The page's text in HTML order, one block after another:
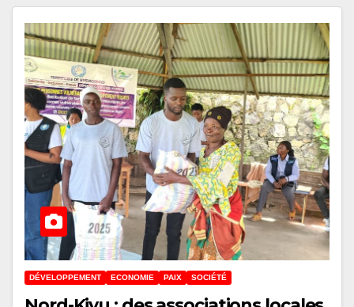
DÉVELOPPEMENT ECONOMIE PAIX SOCIÉTÉ